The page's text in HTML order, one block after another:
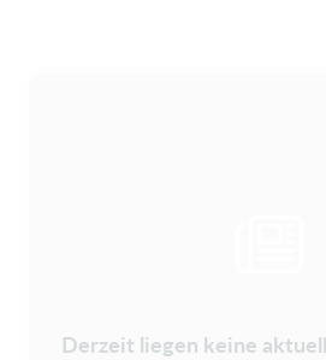
Derzeit liegen keine